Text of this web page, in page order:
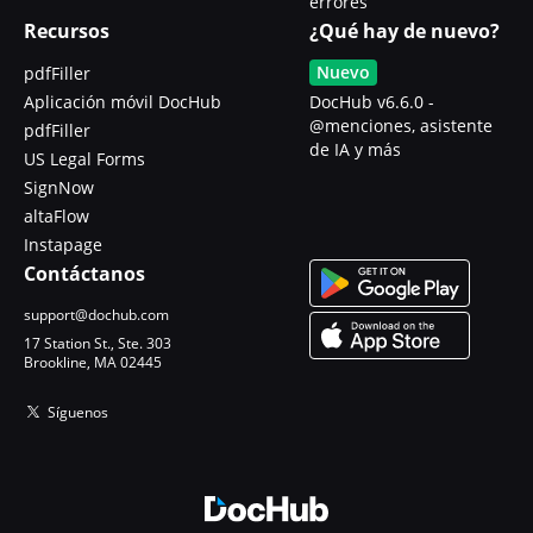
Recursos
pdfFiller
Aplicación móvil DocHub
pdfFiller
US Legal Forms
SignNow
altaFlow
Instapage
¿Qué hay de nuevo?
Nuevo
DocHub v6.6.0 -
@menciones, asistente
de IA y más
Contáctanos
support@dochub.com
17 Station St., Ste. 303
Brookline, MA 02445
Síguenos